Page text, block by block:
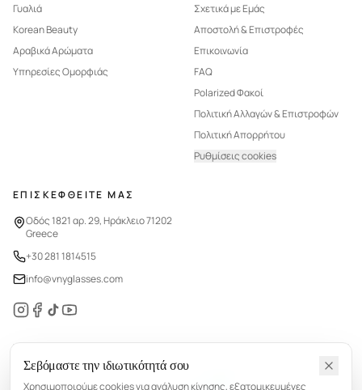
Γυαλιά
Korean Beauty
Αραβικά Αρώματα
Υπηρεσίες Ομορφιάς
Σχετικά με Εμάς
Αποστολή & Επιστροφές
Επικοινωνία
FAQ
Polarized Φακοί
Πολιτική Αλλαγών & Επιστροφών
Πολιτική Απορρήτου
Ρυθμίσεις cookies
ΕΠΙΣΚΕΦΘΕΙΤΕ ΜΑΣ
Οδός 1821 αρ. 29, Ηράκλειο 71202
Greece
+30 281 1814515
info@vnyglasses.com
©2026VNY.Με επιφύλαξη παντός δικαιώματος.
Σεβόμαστε την ιδιωτικότητά σου
Χρησιμοποιούμε cookies για ανάλυση κίνησης, εξατομικευμένες